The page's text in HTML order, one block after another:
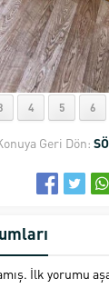
4 5 6
Geri Dön:
İlk yorumu